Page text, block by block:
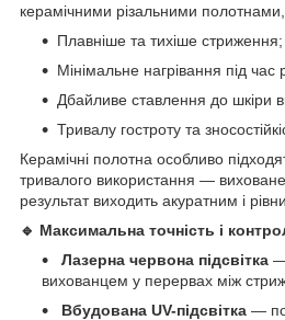
керамічними різальними полотнами,
Плавніше та тихіше стриження;
Мінімальне нагрівання під час
Дбайливе ставлення до шкіри
Тривалу гостроту та
Керамічні полотна особливо
тривалого використання —
результат виходить акуратним і
🔹 Максимальна точність і
Лазерна червона підсвітка —
вихованцем у перервах між
Вбудована UV-підсвітка —